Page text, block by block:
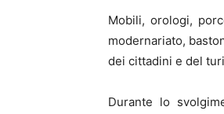
Mobili, orologi,
modernariato,
dei cittadini e del
Durante lo